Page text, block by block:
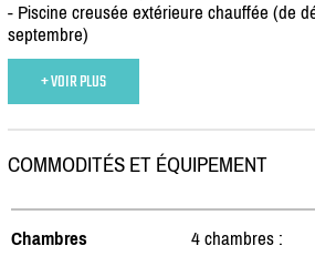
- Piscine creusée extérieure chauffée (de
septembre)
+ VOIR PLUS
COMMODITÉS ET ÉQUIPEMENT
Chambres
4 chambres :